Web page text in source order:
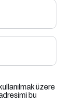
üzere
bu